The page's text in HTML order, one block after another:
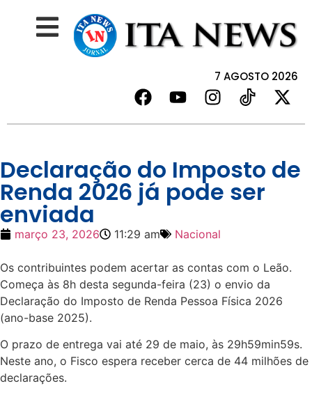
7 AGOSTO 2026
Declaração do Imposto de
Renda 2026 já pode ser
enviada
março 23, 2026 11:29 am Nacional
Os contribuintes podem acertar as contas com o Leão.
Começa às 8h desta segunda-feira (23) o envio da
Declaração do Imposto de Renda Pessoa Física 2026
(ano-base 2025).
O prazo de entrega vai até 29 de maio, às 29h59min59s.
Neste ano, o Fisco espera receber cerca de 44 milhões de
declarações.